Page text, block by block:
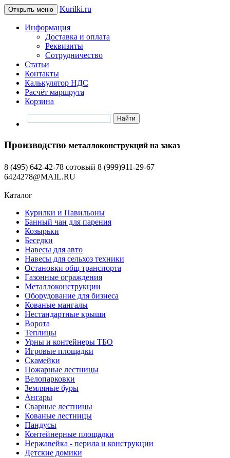
Открыть меню Kurilki.ru
Информация
Доставка и оплата
Реквизиты
Сотрудничество
Статьи
Контакты
Калькулятор НДС
Расчёт маршрута
Корзина
Производство металлоконструкций на заказ
8 (495) 642-42-78 сотовый 8 (999)911-29-67
6424278@MAIL.RU
Каталог
Курилки и Павильоны
Банный чан для парения
Козырьки
Беседки
Навесы для авто
Навесы для сельхоз техники
Остановки общ транспорта
Газонные ограждения
Металлоконструкции
Оборудование для бизнеса
Кованые мангалы
Нестандартные крыши
Ворота
Теплицы
Урны и контейнеры ТБО
Игровые площадки
Скамейки
Пожарные лестницы
Велопарковки
Земляные буры
Ангары
Сварные лестницы
Кованые лестницы
Пандусы
Контейнерные площадки
Нержавейка - перила и конструкции
Детские домики